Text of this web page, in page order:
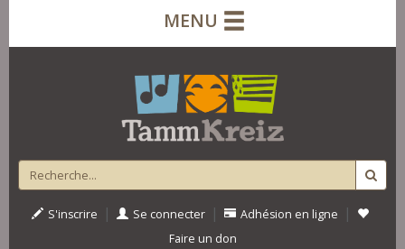
MENU
S'inscrire | Se connecter | Adhésion en ligne |
Faire un don